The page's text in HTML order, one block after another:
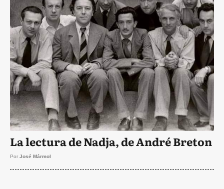
La lectura de Nadja, de André Breton
Por José Mármol